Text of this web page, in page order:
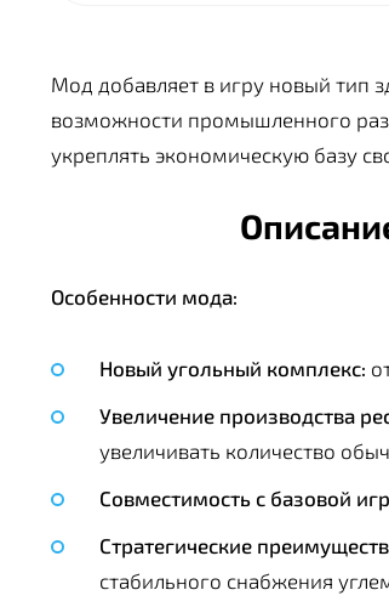
Мод добавляет в игру новый тип
возможности промышленного
укреплять экономическую базу
Особенности мода:
Новый угольный комплекс:
Увеличение производства
увеличивать количество
Совместимость с базовой
Стратегические
стабильного снабжения